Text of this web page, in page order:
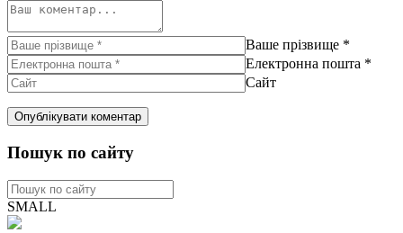
Ваше прізвище *
Електронна пошта *
Сайт
Пошук по сайту
SMALL